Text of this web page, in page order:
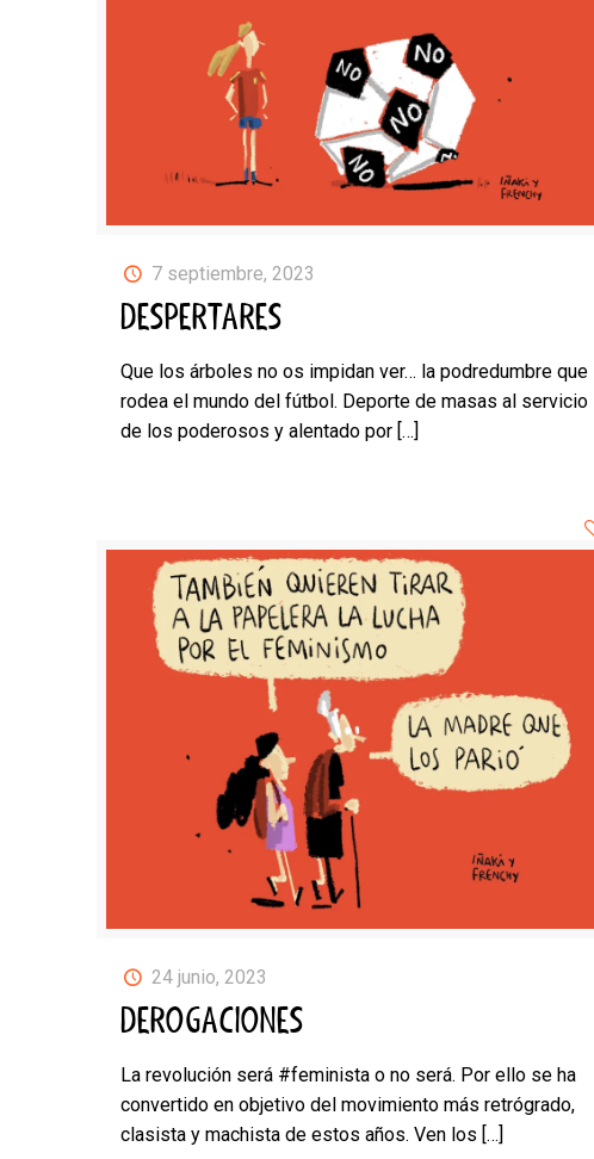
7 septiembre, 2023
DESPERTARES
Que los árboles no os impidan ver… la podredumbre que
rodea el mundo del fútbol. Deporte de masas al servicio
de los poderosos y alentado por[…]
24 junio, 2023
DEROGACIONES
La revolución será #feminista o no será. Por ello se ha
convertido en objetivo del movimiento más retrógrado,
clasista y machista de estos años. Ven los […]